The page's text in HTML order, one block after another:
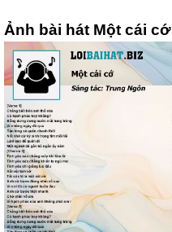
Ảnh bài hát Một cái cớ